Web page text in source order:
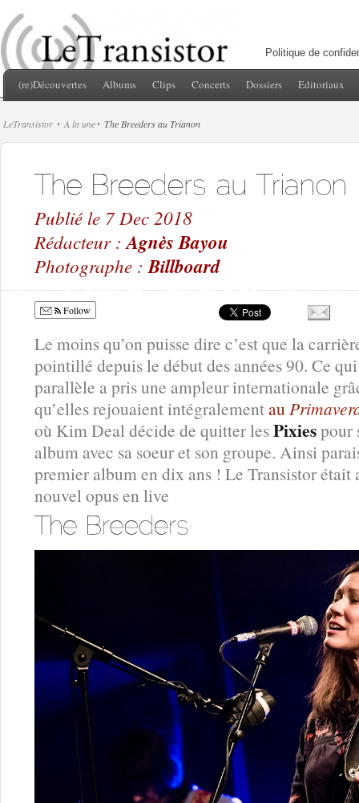
Politique de
(re)Découvertes Albums Clips Concerts Dossiers Editoriaux
LeTransistor A la une The Breeders au Trianon
Publié le 7 Dec 2018
Rédacteur :Agnès Bayou
Photographe : Billboard
Follow
Le moins qu’on puisse dire c’est que la
pointillé depuis le début des années 90. Ce
parallèle a pris une ampleur internationale
qu’elles rejouaient intégralementau
où Kim Deal décide de quitter lesPixiespour
album avec sa soeur et son groupe. Ainsi
premier album en dix ans ! Le Transistor était
nouvel opus en live